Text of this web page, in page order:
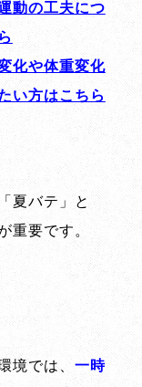
動の工夫につ
化や体重変化
い方はこちら
夏バテ」と
重要です。
境では、一時